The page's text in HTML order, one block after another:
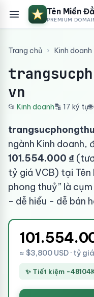
Tên Miền
PREMIUM
Trang chủ › Kinh doanh
vn
📂 Kinh doanh🔡 17 ký tự
ngành Kinh doanh,
101.554.000 ₫
tỷ giá VCB) tại Tên
phong thuỷ” là
- dễ hiểu - dễ bán
≈ $3,800 USD · tỷ
✨ Tiết kiệm -